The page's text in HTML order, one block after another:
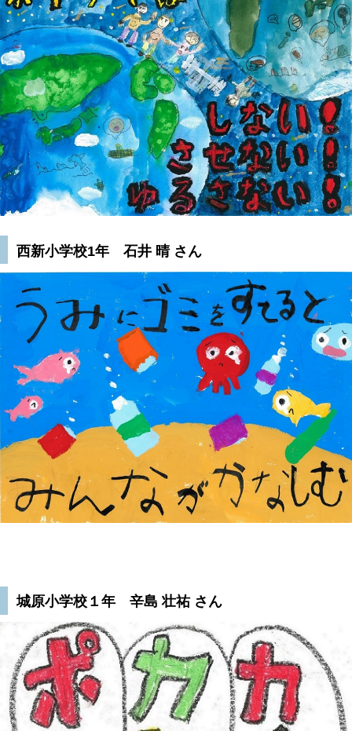
西新小学校1年 石井 晴 さん
城原小学校１年 辛島 壮祐 さん